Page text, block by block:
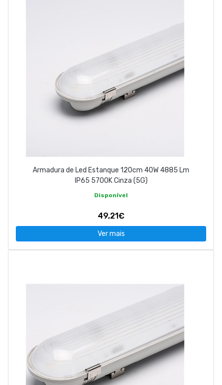
Armadura de Led Estanque 120cm 40W 4885 Lm
IP65 5700K Cinza (5G)
Disponível
49,21€
Ver mais